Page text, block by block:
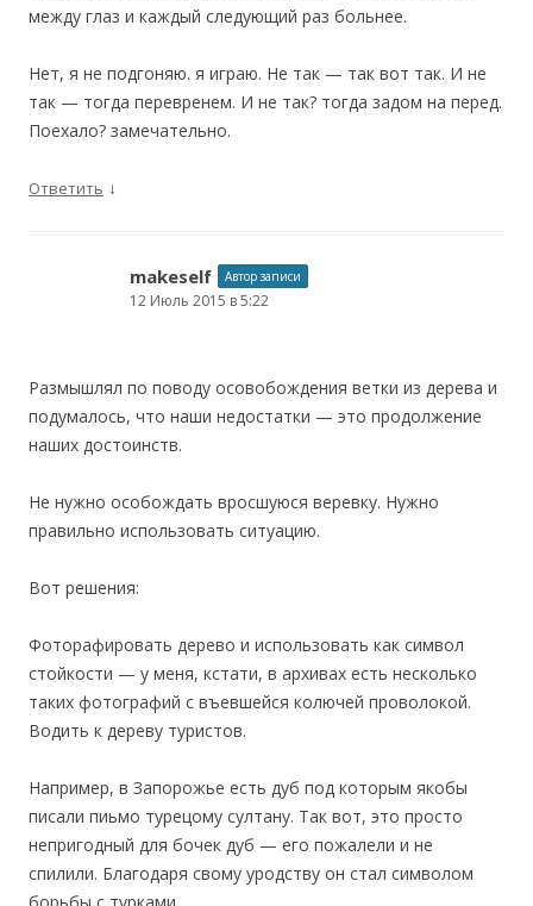
между глаз и каждый следующий раз больнее.
Нет, я не подгоняю. я играю. Не так — так вот так. И не
так — тогда перевренем. И не так? тогда задом на перед.
Поехало? замечательно.
Ответить ↓
makeself Автор записи
12 Июль 2015 в 5:22
Размышлял по поводу осовобождения ветки из дерева и
подумалось, что наши недостатки — это продолжение
наших достоинств.
Не нужно особождать вросшуюся веревку. Нужно
правильно использовать ситуацию.
Вот решения:
Фоторафировать дерево и использовать как символ
стойкости — у меня, кстати, в архивах есть несколько
таких фотографий с въевшейся колючей проволокой.
Водить к дереву туристов.
Например, в Запорожье есть дуб под которым якобы
писали пиьмо турецому султану. Так вот, это просто
непригодный для бочек дуб — его пожалели и не
спилили. Благодаря свому уродству он стал символом